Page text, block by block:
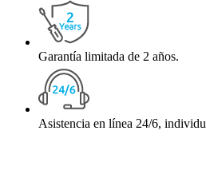
Garantía limitada de 2 años.
Asistencia en línea 24/6,